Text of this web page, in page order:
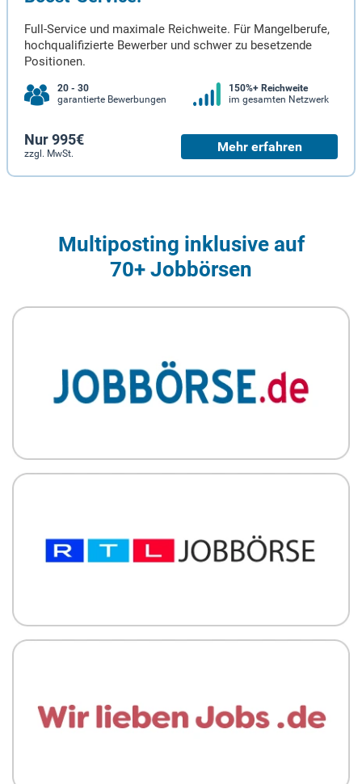
Full-Service und maximale Reichweite. Für Mangelberufe,
hochqualifizierte Bewerber und schwer zu besetzende
Positionen.
20 - 30
garantierte Bewerbungen
150%+ Reichweite
im gesamten Netzwerk
Nur 995€
zzgl. MwSt. Mehr erfahren
Multiposting inklusive auf
70+ Jobbörsen